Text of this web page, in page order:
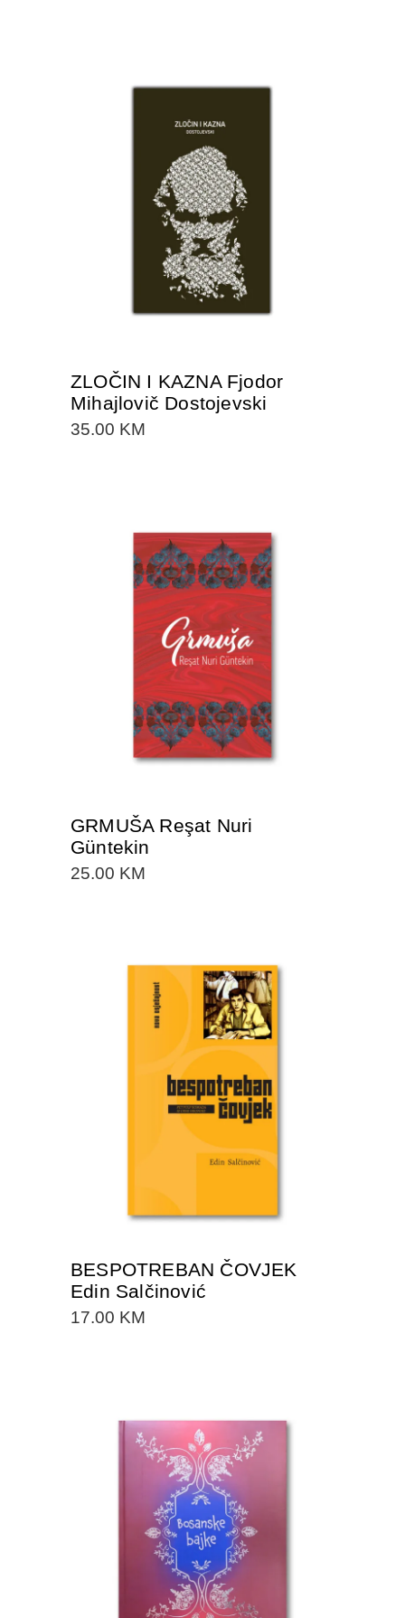
DODAJTE U KORPU
ZLOČIN I KAZNA Fjodor
Mihajlovič Dostojevski
35.00 KM
DODAJTE U KORPU
GRMUŠA Reşat Nuri
Güntekin
25.00 KM
DODAJTE U KORPU
BESPOTREBAN ČOVJEK
Edin Salčinović
17.00 KM
DODAJTE U KORPU